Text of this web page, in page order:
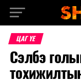
ЦАГ ҮЕ
Сэлбэ